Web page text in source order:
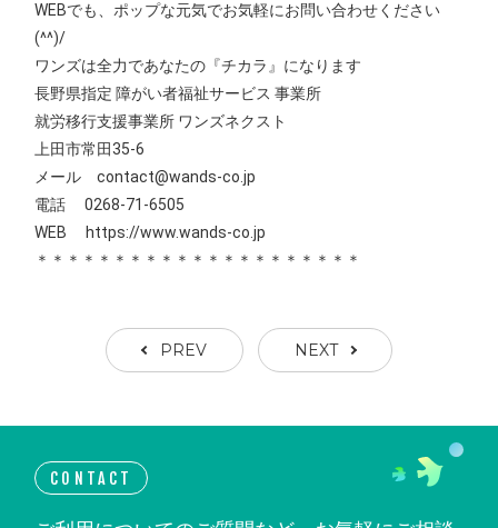
WEBでも、ポップな元気でお気軽にお問い合わせください
(^^)/
ワンズは全力であなたの『チカラ』になります
長野県指定 障がい者福祉サービス 事業所
就労移行支援事業所 ワンズネクスト
上田市常田35-6
メール contact@wands-co.jp
電話 0268-71-6505
WEB
https://www.wands-co.jp
＊＊＊＊＊＊＊＊＊＊＊＊＊＊＊＊＊＊＊＊＊
PREV NEXT
CONTACT